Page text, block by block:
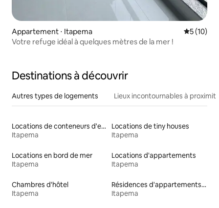
Appartement ⋅ Itapema
5 (10)
Votre refuge idéal à quelques mètres de la mer !
Destinations à découvrir
Autres types de logements Lieux incontournables à
Locations de conteneurs d'expédition
Itapema
Locations de tiny houses
Itapema
Locations en bord de mer
Itapema
Locations d'appartements
Itapema
Chambres d'hôtel
Itapema
Résidences d'appartements en location
Itapema